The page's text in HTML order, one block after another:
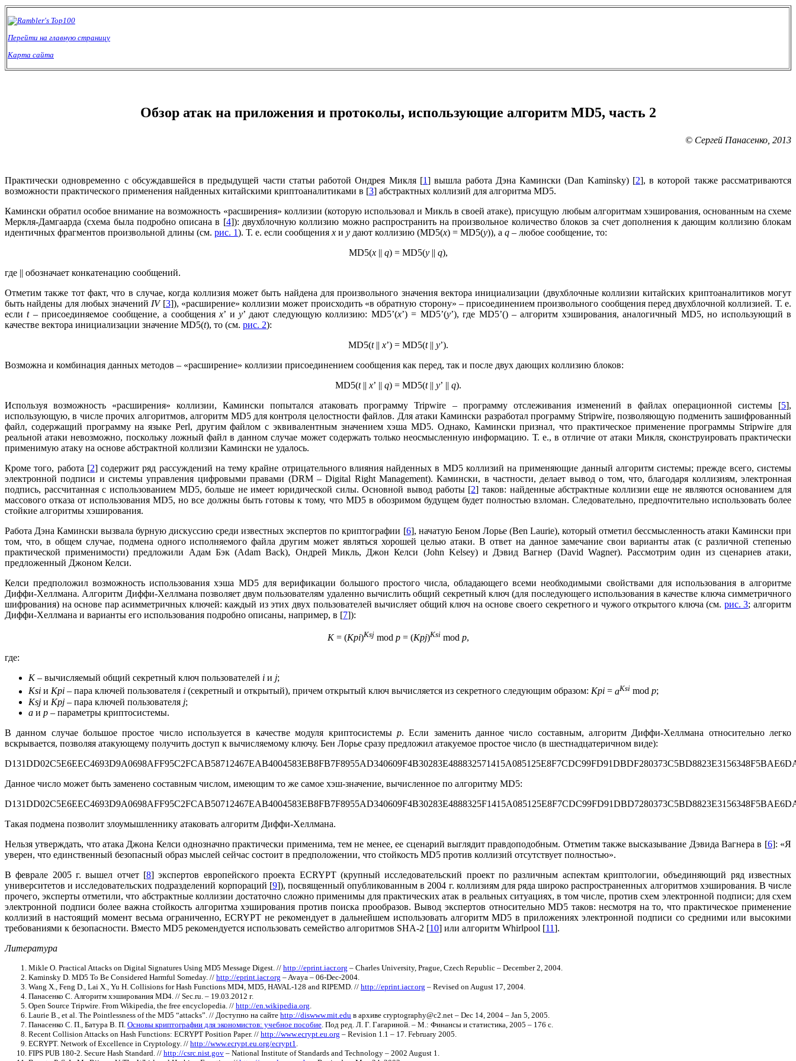
Перейти на главную страницу
Карта сайта
Обзор атак на приложения и протоколы, использующие алгоритм MD5, часть 2
© Сергей Панасенко, 2013
Практически одновременно с обсуждавшейся в предыдущей части статьи работой Ондрея Микля [1] вышла работа Дэна Камински (Dan Kaminsky) [2], в которой также рассматриваются
возможности практического применения найденных китайскими криптоаналитиками в [3] абстрактных коллизий для алгоритма MD5.
Камински обратил особое внимание на возможность «расширения» коллизии (которую использовал и Микль в своей атаке), присущую любым алгоритмам хэширования, основанным на схеме
Меркля-Дамгаарда (схема была подробно описана в [4]): двухблочную коллизию можно распространить на произвольное количество блоков за счет дополнения к дающим коллизию блокам
идентичных фрагментов произвольной длины (см. рис. 1). Т. е. если сообщения x и y дают коллизию (MD5(x) = MD5(y)), а q – любое сообщение, то:
MD5(x|| q) = MD5(y|| q),
где || обозначает конкатенацию сообщений.
Отметим также тот факт, что в случае, когда коллизия может быть найдена для произвольного значения вектора инициализации (двухблочные коллизии китайских криптоаналитиков могут
быть найдены для любых значений IV[3]), «расширение» коллизии может происходить «в обратную сторону» – присоединением произвольного сообщения перед двухблочной коллизией. Т. е.
еслиt– присоединяемое сообщение, а сообщенияx’ и y’ дают следующую коллизию: MD5’(x’) = MD5’(y’), где MD5’() – алгоритм хэширования, аналогичный MD5, но использующий в
качестве вектора инициализации значение MD5(t), то (см. рис. 2):
MD5(t|| x’) = MD5(t|| y’).
Возможна и комбинация данных методов – «расширение» коллизии присоединением сообщения как перед, так и после двух дающих коллизию блоков:
MD5(t|| x’ || q) = MD5(t|| y’ || q).
Используя возможность «расширения» коллизии, Камински попытался атаковать программу Tripwire – программу отслеживания изменений в файлах операционной системы [5],
использующую, в числе прочих алгоритмов, алгоритм MD5 для контроля целостности файлов. Для атаки Камински разработал программу Stripwire, позволяющую подменить зашифрованный
файл, содержащий программу на языке Perl, другим файлом с эквивалентным значением хэша MD5. Однако, Камински признал, что практическое применение программы Stripwire для
реальной атаки невозможно, поскольку ложный файл в данном случае может содержать только неосмысленную информацию. Т. е., в отличие от атаки Микля, сконструировать практически
применимую атаку на основе абстрактной коллизии Камински не удалось.
Кроме того, работа [2] содержит ряд рассуждений на тему крайне отрицательного влияния найденных в MD5 коллизий на применяющие данный алгоритм системы; прежде всего, системы
электронной подписи и системы управления цифровыми правами (DRM – Digital Right Management). Камински, в частности, делает вывод о том, что, благодаря коллизиям, электронная
подпись, рассчитанная с использованием MD5, больше не имеет юридической силы. Основной вывод работы [2] таков: найденные абстрактные коллизии еще не являются основанием для
массового отказа от использования MD5, но все должны быть готовы к тому, что MD5 в обозримом будущем будет полностью взломан. Следовательно, предпочтительно использовать более
стойкие алгоритмы хэширования.
Работа Дэна Камински вызвала бурную дискуссию среди известных экспертов по криптографии [6], начатую Беном Лорье (Ben Laurie), который отметил бессмысленность атаки Камински при
том, что, в общем случае, подмена одного исполняемого файла другим может являться хорошей целью атаки. В ответ на данное замечание свои варианты атак (с различной степенью
практической применимости) предложили Адам Бэк (Adam Back), Ондрей Микль, Джон Келси (John Kelsey) и Дэвид Вагнер (David Wagner). Рассмотрим один из сценариев атаки,
предложенный Джоном Келси.
Келси предположил возможность использования хэша MD5 для верификации большого простого числа, обладающего всеми необходимыми свойствами для использования в алгоритме
Диффи-Хеллмана. Алгоритм Диффи-Хеллмана позволяет двум пользователям удаленно вычислить общий секретный ключ (для последующего использования в качестве ключа симметричного
шифрования) на основе пар асимметричных ключей: каждый из этих двух пользователей вычисляет общий ключ на основе своего секретного и чужого открытого ключа (см. рис. 3; алгоритм
Диффи-Хеллмана и варианты его использования подробно описаны, например, в [7]):
K= (Kpi)Ksj mod p= (Kpj)Ksi mod p,
где:
K– вычисляемый общий секретный ключ пользователей i и j;
Ksi и Kpi – пара ключей пользователя i (секретный и открытый), причем открытый ключ вычисляется из секретного следующим образом: Kpi = aKsi mod p;
Ksj и Kpj – пара ключей пользователя j;
a и p – параметры криптосистемы.
В данном случае большое простое число используется в качестве модуля криптосистемы p. Если заменить данное число составным, алгоритм Диффи-Хеллмана относительно легко
вскрывается, позволяя атакующему получить доступ к вычисляемому ключу. Бен Лорье сразу предложил атакуемое простое число (в шестнадцатеричном виде):
Данное число может быть заменено составным числом, имеющим то же самое хэш-значение, вычисленное по алгоритму MD5:
Такая подмена позволит злоумышленнику атаковать алгоритм Диффи-Хеллмана.
Нельзя утверждать, что атака Джона Келси однозначно практически применима, тем не менее, ее сценарий выглядит правдоподобным. Отметим также высказывание Дэвида Вагнера в [6]: «Я
уверен, что единственный безопасный образ мыслей сейчас состоит в предположении, что стойкость MD5 против коллизий отсутствует полностью».
В феврале 2005 г. вышел отчет [8] экспертов европейского проекта ECRYPT (крупный исследовательский проект по различным аспектам криптологии, объединяющий ряд известных
университетов и исследовательских подразделений корпораций [9]), посвященный опубликованным в 2004 г. коллизиям для ряда широко распространенных алгоритмов хэширования. В числе
прочего, эксперты отметили, что абстрактные коллизии достаточно сложно применимы для практических атак в реальных ситуациях, в том числе, против схем электронной подписи; для схем
электронной подписи более важна стойкость алгоритма хэширования против поиска прообразов. Вывод экспертов относительно MD5 таков: несмотря на то, что практическое применение
коллизий в настоящий момент весьма ограниченно, ECRYPT не рекомендует в дальнейшем использовать алгоритм MD5 в приложениях электронной подписи со средними или высокими
требованиями к безопасности. Вместо MD5 рекомендуется использовать семейство алгоритмов SHA-2 [10] или алгоритм Whirlpool [11].
Литература
Mikle O. Practical Attacks on Digital Signatures Using MD5 Message Digest. // http://eprint.iacr.org – Charles University, Prague, Czech Republic – December 2, 2004.
Kaminsky D. MD5 To Be Considered Harmful Someday. // http://eprint.iacr.org – Avaya – 06-Dec-2004.
Wang X., Feng D., Lai X., Yu H. Collisions for Hash Functions MD4, MD5, HAVAL-128 and RIPEMD. // http://eprint.iacr.org – Revised on August 17, 2004.
Панасенко С. Алгоритм хэширования MD4. // Sec.ru. – 19.03.2012 г.
Open Source Tripwire. From Wikipedia, the free encyclopedia. // http://en.wikipedia.org
Laurie B., et al. The Pointlessness of the MD5 “attacks”. // Доступно на сайте http://diswww.mit.edu в архиве cryptography@c2.net – Dec 14, 2004 – Jan 5, 2005.
Панасенко С. П., Батура В. П. Основы криптографии для экономистов: учебное пособие . Под ред. Л. Г. Гагариной. – М.: Финансы и статистика, 2005 – 176 с.
Recent Collision Attacks on Hash Functions: ECRYPT Position Paper. // http://www.ecrypt.eu.org – Revision 1.1 – 17. February 2005.
ECRYPT. Network of Excellence in Cryptology. // http://www.ecrypt.eu.org/ecrypt1
FIPS PUB 180-2. Secure Hash Standard. // http://csrc.nist.gov – National Institute of Standards and Technology – 2002 August 1.